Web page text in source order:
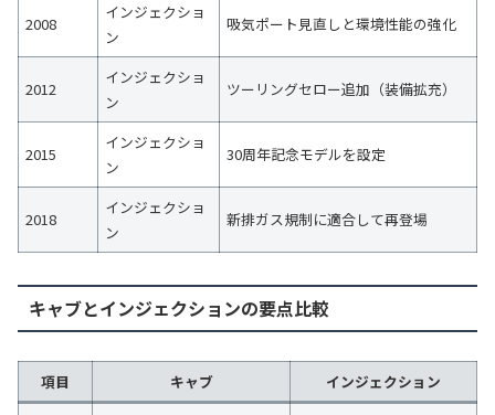
2008
インジェクショ
ン
吸気ポート見直しと環境性能の強化
2012
インジェクショ
ン
ツーリングセロー追加（装備拡充）
2015
インジェクショ
ン
30周年記念モデルを設定
2018
インジェクショ
ン
新排ガス規制に適合して再登場
キャブとインジェクションの要点比較
項目 キャブ
インジェクション